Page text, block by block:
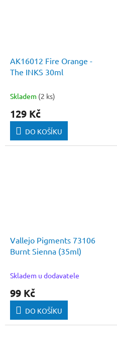
AK16012 Fire Orange -
The INKS 30ml
Skladem (2 ks)
129 Kč
DO KOŠÍKU
Vallejo Pigments 73106
Burnt Sienna (35ml)
Skladem u dodavatele
99 Kč
DO KOŠÍKU